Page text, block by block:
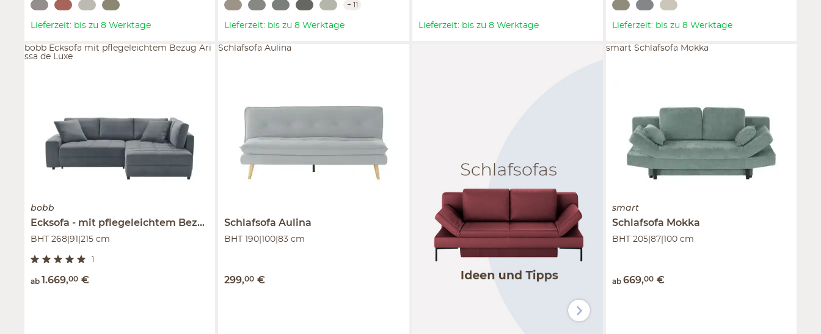
Lieferzeit: bis zu 8 Werktage
+ 11
Lieferzeit: bis zu 8 Werktage Lieferzeit: bis zu 8 Werktage Lieferzeit: bis zu 8 Werktage
bobb
Ecksofa mit pflegeleichtem Bezug Arissa de Luxe
BHT 268|91|215 cm
1
ab 1.669,00 €
bobb Ecksofa mit pflegeleichtem Bezug Ari
ssa de Luxe
SchlafsofaAulina
BHT 190|100|83 cm
299,00 €
Schlafsofa Aulina
smart
Schlafsofa Mokka
BHT 205|87|100 cm
ab 669,00 €
smart Schlafsofa Mokka